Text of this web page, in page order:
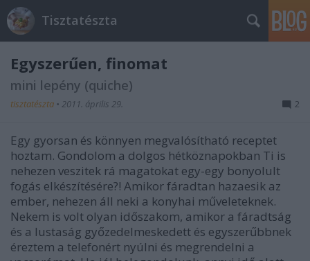
Tisztatészta
Egyszerűen, finomat
mini lepény (quiche)
tisztatészta • 2011. április 29. 2
Egy gyorsan és könnyen megvalósítható receptet
hoztam. Gondolom a dolgos hétköznapokban Ti is
nehezen veszitek rá magatokat egy-egy bonyolult
fogás elkészítésére?! Amikor fáradtan hazaesik az
ember, nehezen áll neki a konyhai műveleteknek.
Nekem is volt olyan időszakom, amikor a fáradtság
és a lustaság győzedelmeskedett és egyszerűbbnek
éreztem a telefonért nyúlni és megrendelni a